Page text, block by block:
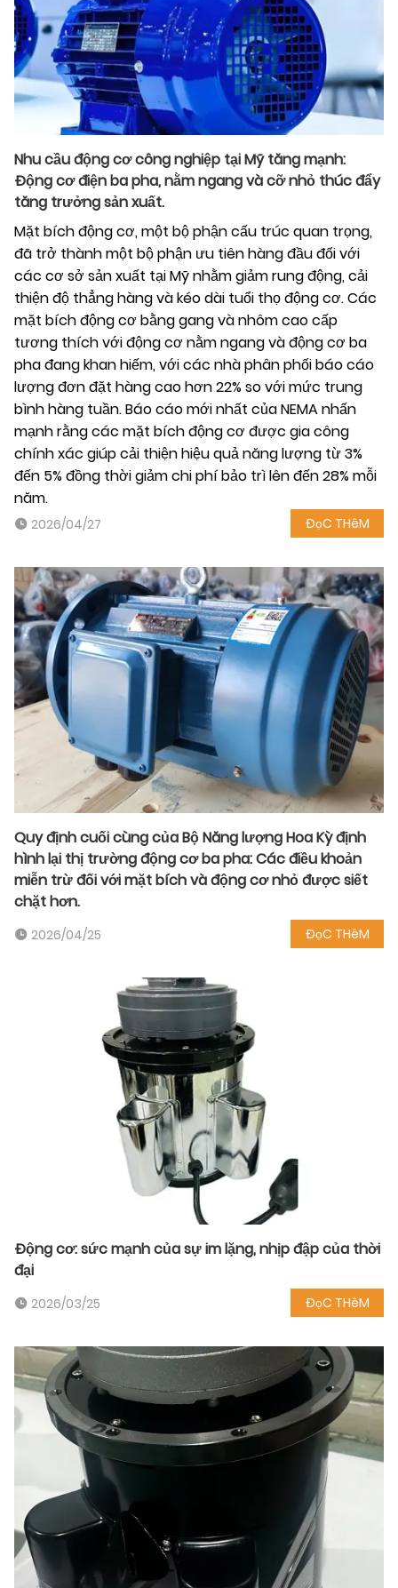
Nhu cầu động cơ công nghiệp tại Mỹ tăng mạnh:
Động cơ điện ba pha, nằm ngang và cỡ nhỏ thúc đẩy
tăng trưởng sản xuất.
Mặt bích động cơ, một bộ phận cấu trúc quan trọng,
đã trở thành một bộ phận ưu tiên hàng đầu đối với
các cơ sở sản xuất tại Mỹ nhằm giảm rung động, cải
thiện độ thẳng hàng và kéo dài tuổi thọ động cơ. Các
mặt bích động cơ bằng gang và nhôm cao cấp
tương thích với động cơ nằm ngang và động cơ ba
pha đang khan hiếm, với các nhà phân phối báo cáo
lượng đơn đặt hàng cao hơn 22% so với mức trung
bình hàng tuần. Báo cáo mới nhất của NEMA nhấn
mạnh rằng các mặt bích động cơ được gia công
chính xác giúp cải thiện hiệu quả năng lượng từ 3%
đến 5% đồng thời giảm chi phí bảo trì lên đến 28% mỗi
năm.
2026/04/27 ĐọC THêM
Quy định cuối cùng của Bộ Năng lượng Hoa Kỳ định
hình lại thị trường động cơ ba pha: Các điều khoản
miễn trừ đối với mặt bích và động cơ nhỏ được siết
chặt hơn.
2026/04/25 ĐọC THêM
Động cơ: sức mạnh của sự im lặng, nhịp đập của thời
đại
2026/03/25 ĐọC THêM